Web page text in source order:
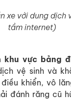
xe với dung dịch
tầm internet)
khu vực bảng
vệ sinh và
khiển, vô
đánh răng cũ